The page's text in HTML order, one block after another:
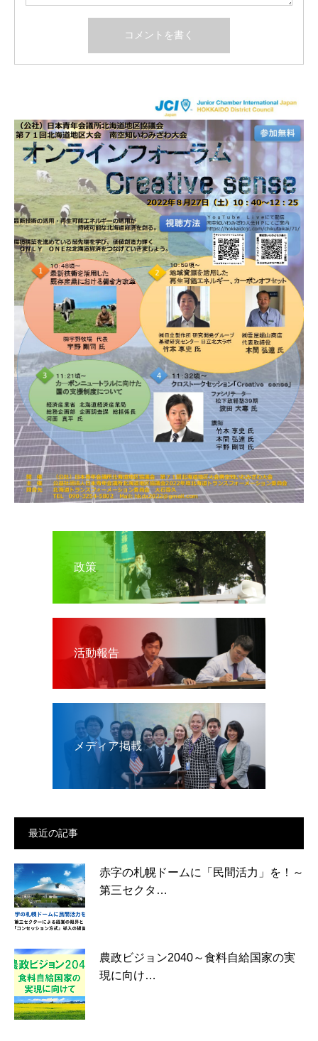
政策
活動報告
メディア掲載
最近の記事
赤字の札幌ドームに「民間活力」を！～
第三セクタ…
農政ビジョン2040～食料自給国家の実
現に向け…